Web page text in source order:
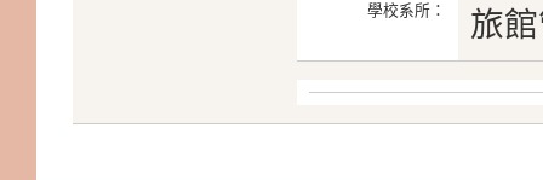
學校系所： 旅